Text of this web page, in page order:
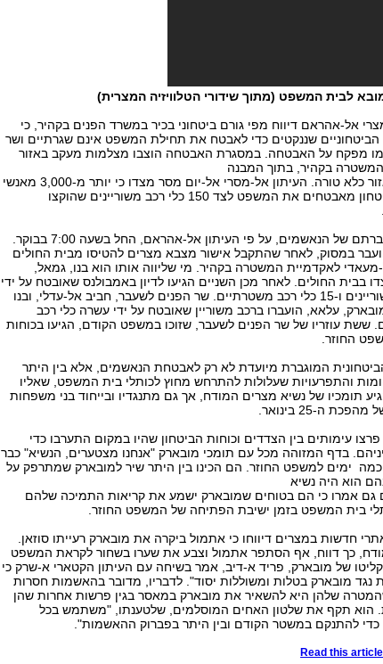
לבית המשפט (מתוך שידורי הטלוויזיה המצרית)
אל-אהראם דיווח מפי גורם ביטחוני בכיר במשרד הפנים בקהיר, כי
שננקטים כדי לאבטח את תחילת המשפט אינם שגרתיים ושר
מפקח על האבטחה. במסגרת האבטחה הוצבו מצלמות מעקב באזור
בקהיר, בתוך המבנה
עצמו ובאזור כלא טורה. העיתון אל-מסרי אל-יום מסר מצדו כי יותר מ-3,000 מאנשי
כוחות הביטחון מאבטחים את המשפט לצד 150 כלי רכב משוריינים שהוקצו
תהליך העברתם של הנאשמים, על פי העיתון אל-אהראם, החל בשעה 7:00 בבוקר.
במסוק, לאחר שהתקבל אישור מצבא מצרים להטיסו מבית החולים
לאקדמיית המשטרה בקהיר. מי שליווה אותו הוא בנו, גמאל,
בבית החולים. לאחר מכן השניים הגיעו לדיון באמבולנס שאובטח על ידי
חמשה משוריינים ו-15 כלי רכב משטרתיים. שר הפנים לשעבר, חביב אל-עדלי, ובנו
עלאא, הועברו ברכב משוריין שאובטח על ידי עשרה כלי רכב
ששת עוזריו של שר הפנים לשעבר, שזוכו במשפט הקודם, הגיעו בכוחות
החוזר.
המוגברת מיועדת לא רק לאבטחת הנאשמים, אלא בין היתר
והתפרעויות שעלולות להתרחש מחוץ לכותלי בית המשפט, שאליו
תומכיו של נשיא מצרים המודח, אך גם מתנגדיו ובייחוד בני משפחות
ה-25 בינואר.
עימותים בין הצדדים וכוחות הביטחון שהיו במקום התערבו כדי
בדף המזוהה מכל עם תומכי מובארק "אנחנו מצטערים, הנשיא" כבר
כמה ימים למשפט החוזר. הם הכינו בין היתר שיר למובארק שמתרפק על
הוא היה נשיא
גם אמרו כי הם בטוחים שמובארק ישמע את קריאות התמיכה שלהם
בית המשפט בזמן ישיבת הפתיחה של המשפט החוזר.
חדשות במצרים דיווחו כי אתמול ביקרה את מובארק רעייתו סוזאן.
כך דווח, אף הסתפר אתמול וצבע את שערו בשחור לקראת המשפט
של מובארק, פריד א-דיב, אמר בשיחה עם העיתון הקטארי א-שרק כי
מובארק בטלות ומשוללות יסוד". לדבריו, מדובר בהאשמות חסרות
שלהן היא להשאיר את מובארק במאסר בגין פרשות אחרות שהן
הוא תקף את שלטון האחים המוסלמים, שלטענתו, "משתמש בכל
להתנקם במשטר הקודם ובין היתר בפברוק ההאשמות".
Read this